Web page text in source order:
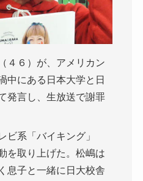
４６）が、アメリカン
中にある日本大学と日
発言し、生放送で謝罪
ビ系「バイキング」
を取り上げた。松嶋は
息子と一緒に日大校舎